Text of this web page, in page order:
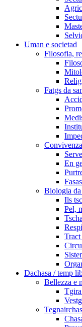
Uman e societad
Filosofia,
Fatgs da
Convivenza
En
Biologia
Ils
Pel,
Dachasa / temp
Bellezza e